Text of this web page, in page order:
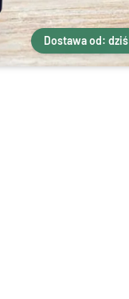
Dostawa od: dziś